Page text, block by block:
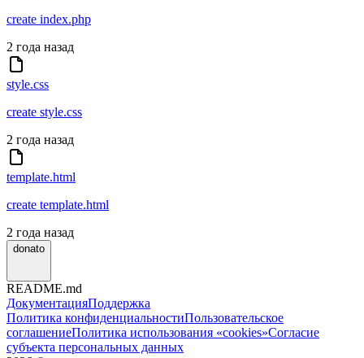
create index.php
2 года назад
style.css
create style.css
2 года назад
template.html
create template.html
2 года назад
donato
README.md
ДокументацияПоддержка
Политика конфиденциальностиПользовательское
соглашениеПолитика использования «cookies»Согласие
субъекта персональных данных